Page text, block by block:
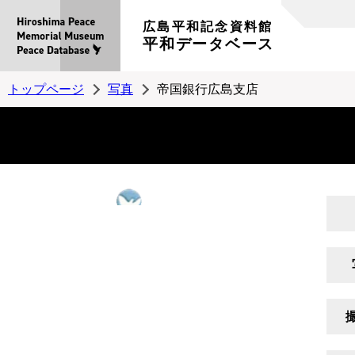
広島平和記念資料館
平和データベース
トップページ 写真 帝国銀行広島支店